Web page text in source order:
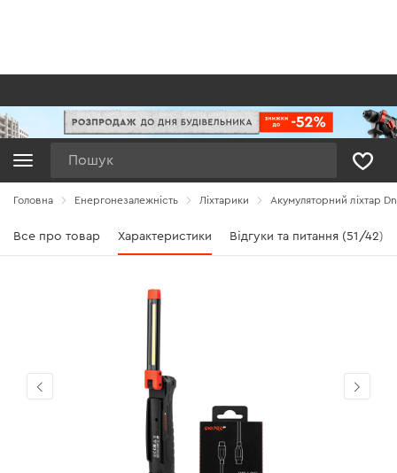
Головна Енергонезалежність Ліхтарики Акумуляторний ліхтар
Все про товар Характеристики Відгуки та питання (51/42)